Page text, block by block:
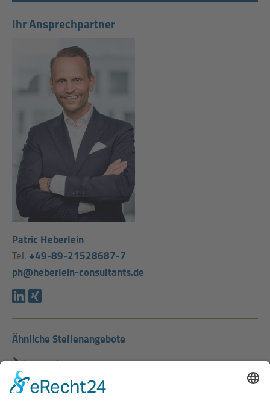
Ihr Ansprechpartner
Patric Heberlein
Tel.+49-89-21528687-7
ph@heberlein-consultants.de
Ähnliche Stellenangebote
(Senior-) Einkäufer / Trader Internationale Food-
Rohstoffe (m/w/d)